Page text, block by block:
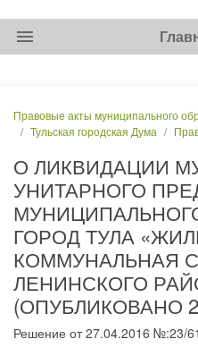
menu
Правовые акты муниципального
Тульская городская Дума
О ЛИКВИДАЦИИ
УНИТАРНОГО
ГОРОД ТУЛА
КОММУНАЛЬНАЯ
ЛЕНИНСКОГО
(ОПУБЛИКОВАНО
Решение от 27.04.2016 №:23/